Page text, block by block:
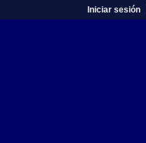
Iniciar sesión